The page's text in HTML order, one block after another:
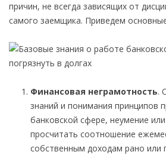
причин, не всегда зависящих от
самого заемщика. Приведем
Финансовая неграмотность.
знаний и понимания принципов
банковской сфере, неумение
просчитать соотношение
собственным доходам рано или